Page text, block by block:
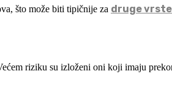
što može biti tipičnije za druge
riziku su izloženi oni koji imaju